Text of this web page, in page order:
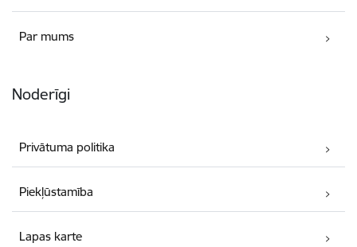
Par mums
Noderīgi
Privātuma politika
Piekļūstamība
Lapas karte